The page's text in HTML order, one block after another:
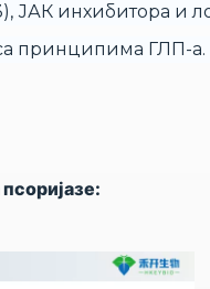
ЈАК инхибитора и
принципима ГЛП-а.